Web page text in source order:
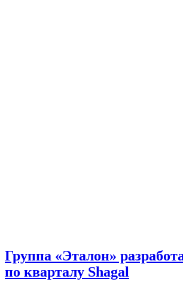
Группа «Эталон»
по кварталу Shagal